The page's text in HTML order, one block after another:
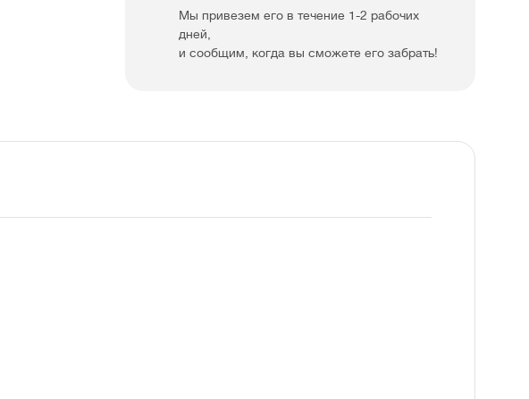
Мы привезем его в течение 1-2 рабочих
дней,
и сообщим, когда вы сможете его забрать!